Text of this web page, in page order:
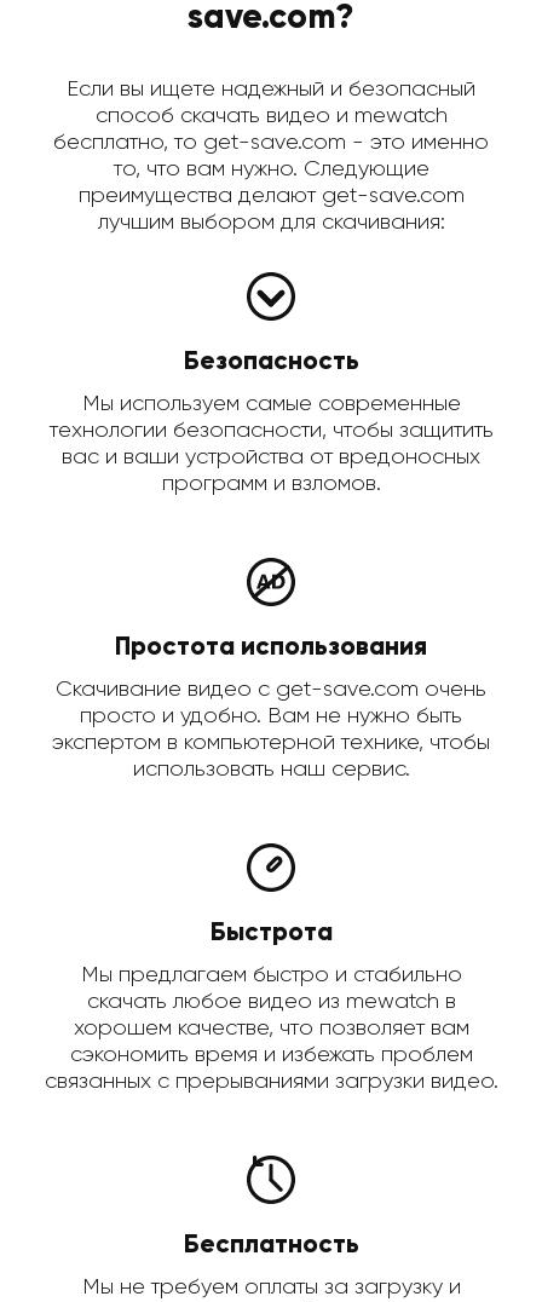
save.com?
Если вы ищете надежный и безопасный
способ скачать видео и mewatch
бесплатно, то get-save.com - это именно
то, что вам нужно. Следующие
преимущества делают get-save.com
лучшим выбором для скачивания:
Безопасность
Мы используем самые современные
технологии безопасности, чтобы защитить
вас и ваши устройства от вредоносных
программ и взломов.
Простота использования
Скачивание видео с get-save.com очень
просто и удобно. Вам не нужно быть
экспертом в компьютерной технике, чтобы
использовать наш сервис.
Быстрота
Мы предлагаем быстро и стабильно
скачать любое видео из mewatch в
хорошем качестве, что позволяет вам
сэкономить время и избежать проблем
связанных с прерываниями загрузки видео.
Бесплатность
Мы не требуем оплаты за загрузку и